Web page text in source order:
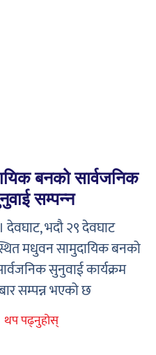
बनको सार्वजनिक
सम्पन्न
देवघाट, भदौ २९ देवघाट
मधुवन सामुदायिक बनको
सुनुवाई कार्यक्रम
सम्पन्न भएको छ
थप पढ्नुहोस्